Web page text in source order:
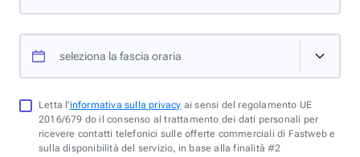
seleziona la fascia oraria
Letta l'informativa sulla privacy ai sensi del regolamento UE
2016/679 do il consenso al trattamento dei dati personali per
ricevere contatti telefonici sulle offerte commerciali di Fastweb e
sulla disponibilità del servizio, in base alla finalità #2